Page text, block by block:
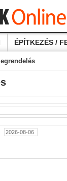
ÉPÍTKEZÉS /